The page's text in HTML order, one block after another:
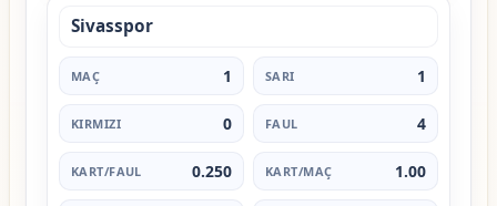
Sivasspor
1 1
0 4
0.250 1.00